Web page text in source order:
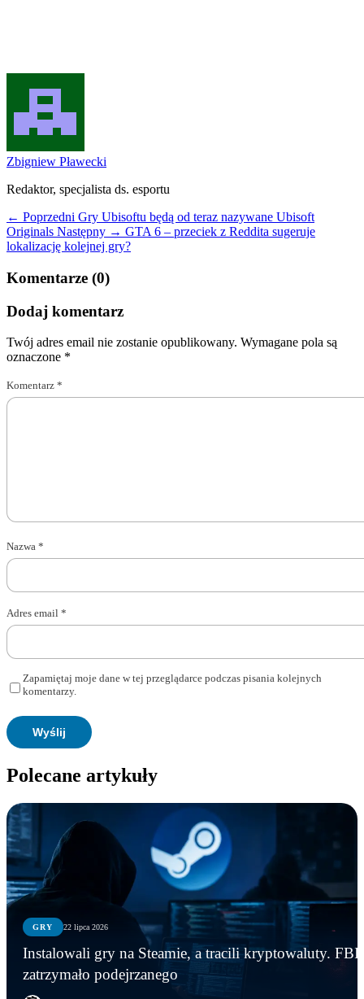
Zbigniew Pławecki
Redaktor, specjalista ds. esportu
← Poprzedni Gry Ubisoftu będą od teraz nazywane Ubisoft
Originals Następny → GTA 6 – przeciek z Reddita sugeruje
lokalizację kolejnej gry?
Komentarze (0)
Dodaj komentarz
Twój adres email nie zostanie opublikowany. Wymagane pola są
oznaczone *
Komentarz *
Nazwa *
Adres email *
Zapamiętaj moje dane w tej przeglądarce podczas pisania kolejnych
komentarzy.
Polecane artykuły
GRY 22 lipca 2026
Instalowali gry na Steamie, a tracili kryptowaluty. FBI
zatrzymało podejrzanego